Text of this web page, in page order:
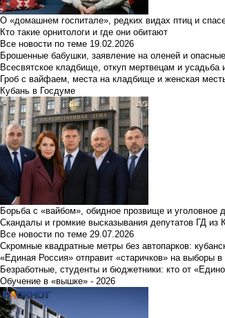
О «домашнем госпитале», редких видах птиц и
Кто такие орнитологи и где они обитают
Все новости по теме 19.02.2026
Брошенные бабушки, заявление на оленей и
Всесвятское кладбище, откуп мертвецам и усадьба
Гроб с вайфаем, места на кладбище и женская
Кубань в Госдуме
Борьба с «вайбом», обидное прозвище и
Скандалы и громкие высказывания депутатов ГД из
Все новости по теме 29.07.2026
Скромные квадратные метры без автопарков:
«Единая Россия» отправит «старичков» на выборы
Безработные, студенты и бюджетники: кто от
Обучение в «вышке» - 2026